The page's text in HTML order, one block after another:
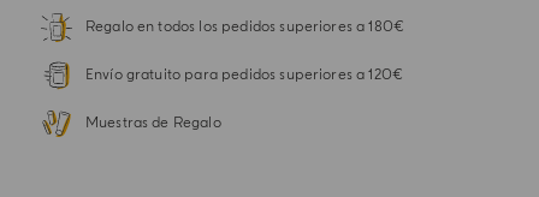
Regalo en todos los pedidos superiores a 180€
Envío gratuito para pedidos superiores a 120€
Muestras de Regalo